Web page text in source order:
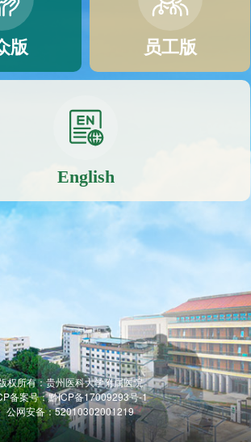
版 员工版
English
权所有：贵州医科大学附属医院
备案号：黔ICP备17009293号-1
公网安备：52010302001219